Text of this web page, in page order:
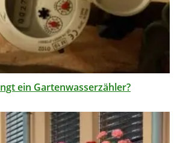
ein Gartenwasserzähler?